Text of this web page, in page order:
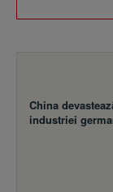
China
industriei